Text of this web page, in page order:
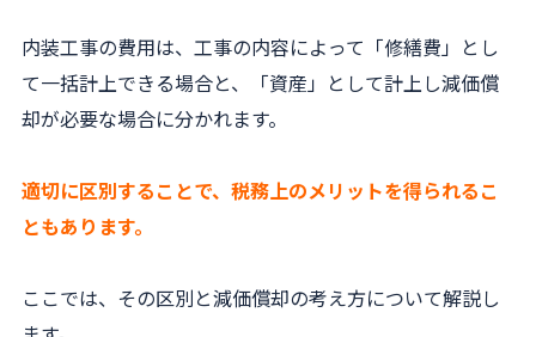
内装工事の費用は、工事の内容によって「修繕費」とし
て一括計上できる場合と、「資産」として計上し減価償
却が必要な場合に分かれます。
適切に区別することで、税務上のメリットを得られるこ
ともあります。
ここでは、その区別と減価償却の考え方について解説し